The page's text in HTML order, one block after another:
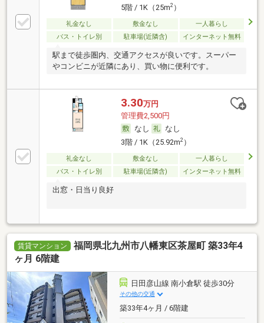
5階 / 1K（25m2）
礼金なし 敷金なし
一人暮らし
バス・トイレ別
駐車場(近隣含) インターネット無料
駅まで徒歩圏内、交通アクセスが良いです。スーパー
やコンビニが近隣にあり、買い物に便利です。
3.30万円
管理費2,500円
なし
なし
3階 / 1K（25.92m2）
礼金なし 敷金なし
一人暮らし
バス・トイレ別
駐車場(近隣含) インターネット無料
出窓・日当り良好
賃貸マンション
福岡県北九州市八幡東区茶屋町 築33年4
ヶ月 6階建
日田彦山線 南小倉駅 徒歩30分
その他の交通
築33年4ヶ月 / 6階建